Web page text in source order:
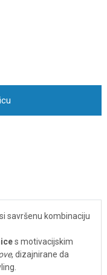
savršenu kombinaciju
s motivacijskim
, dizajnirane da